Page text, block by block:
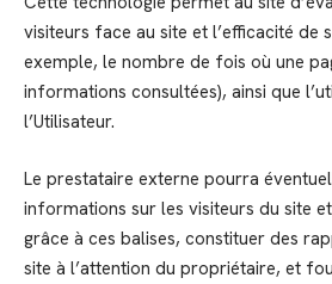
visiteurs face au site et l’efficacité de
exemple, le nombre de fois où une
informations consultées), ainsi que
l’Utilisateur.
Le prestataire externe pourra
informations sur les visiteurs du site
grâce à ces balises, constituer des
site à l’attention du propriétaire, et